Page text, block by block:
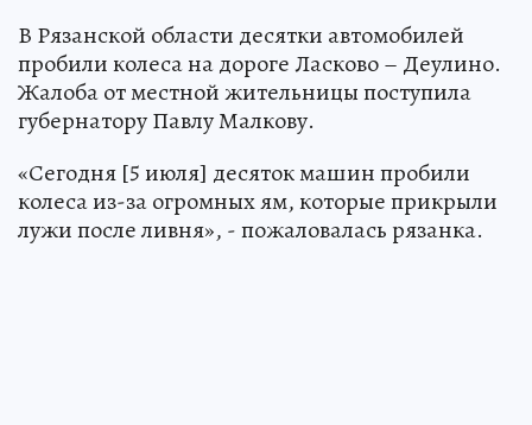
В Рязанской области десятки автомобилей
пробили колеса на дороге Ласково – Деулино.
Жалоба от местной жительницы поступила
губернатору Павлу Малкову.
«Сегодня [5 июля] десяток машин пробили
колеса из-за огромных ям, которые прикрыли
лужи после ливня», - пожаловалась рязанка.